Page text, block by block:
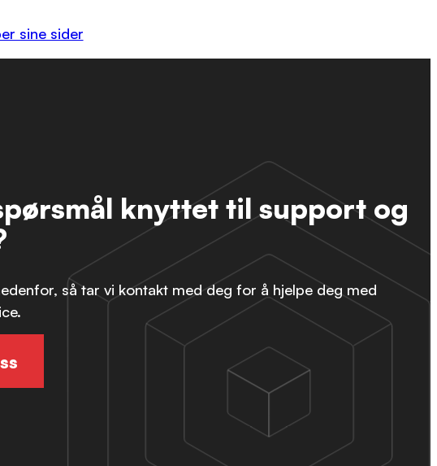
sine sider
knyttet til support og
så tar vi kontakt med deg for å hjelpe deg med